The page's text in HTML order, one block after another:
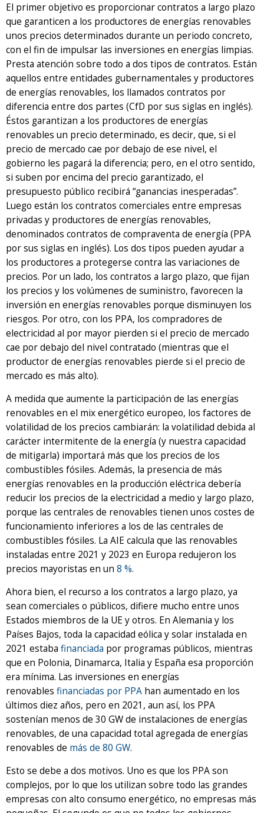
El primer objetivo es proporcionar contratos a largo plazo
que garanticen a los productores de energías renovables
unos precios determinados durante un periodo concreto,
con el fin de impulsar las inversiones en energías limpias.
Presta atención sobre todo a dos tipos de contratos. Están
aquellos entre entidades gubernamentales y productores
de energías renovables, los llamados contratos por
diferencia entre dos partes (CfD por sus siglas en inglés).
Éstos garantizan a los productores de energías
renovables un precio determinado, es decir, que, si el
precio de mercado cae por debajo de ese nivel, el
gobierno les pagará la diferencia; pero, en el otro sentido,
si suben por encima del precio garantizado, el
presupuesto público recibirá “ganancias inesperadas”.
Luego están los contratos comerciales entre empresas
privadas y productores de energías renovables,
denominados contratos de compraventa de energía (PPA
por sus siglas en inglés). Los dos tipos pueden ayudar a
los productores a protegerse contra las variaciones de
precios. Por un lado, los contratos a largo plazo, que fijan
los precios y los volúmenes de suministro, favorecen la
inversión en energías renovables porque disminuyen los
riesgos. Por otro, con los PPA, los compradores de
electricidad al por mayor pierden si el precio de mercado
cae por debajo del nivel contratado (mientras que el
productor de energías renovables pierde si el precio de
mercado es más alto).
A medida que aumente la participación de las energías
renovables en el mix energético europeo, los factores de
volatilidad de los precios cambiarán: la volatilidad debida al
carácter intermitente de la energía (y nuestra capacidad
de mitigarla) importará más que los precios de los
combustibles fósiles. Además, la presencia de más
energías renovables en la producción eléctrica debería
reducir los precios de la electricidad a medio y largo plazo,
porque las centrales de renovables tienen unos costes de
funcionamiento inferiores a los de las centrales de
combustibles fósiles. La AIE calcula que las renovables
instaladas entre 2021 y 2023 en Europa redujeron los
precios mayoristas en un 8 %.
Ahora bien, el recurso a los contratos a largo plazo, ya
sean comerciales o públicos, difiere mucho entre unos
Estados miembros de la UE y otros. En Alemania y los
Países Bajos, toda la capacidad eólica y solar instalada en
2021 estaba financiada por programas públicos, mientras
que en Polonia, Dinamarca, Italia y España esa proporción
era mínima. Las inversiones en energías
renovables financiadas por PPA han aumentado en los
últimos diez años, pero en 2021, aun así, los PPA
sostenían menos de 30 GW de instalaciones de energías
renovables, de una capacidad total agregada de energías
renovables de más de 80 GW.
Esto se debe a dos motivos. Uno es que los PPA son
complejos, por lo que los utilizan sobre todo las grandes
empresas con alto consumo energético, no empresas más